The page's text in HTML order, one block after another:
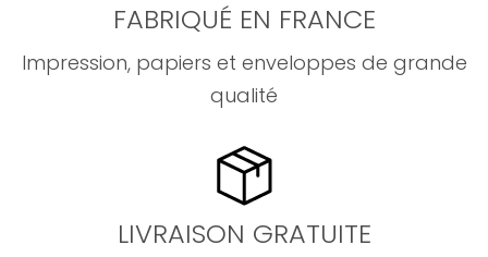
FABRIQUÉ EN FRANCE
Impression, papiers et enveloppes de grande
qualité
LIVRAISON GRATUITE